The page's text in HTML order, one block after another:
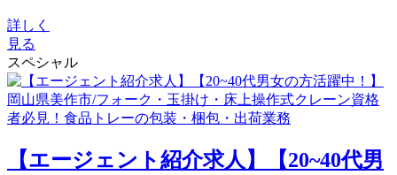
詳しく
見る
スペシャル
【エージェント紹介求人】【20~40代男